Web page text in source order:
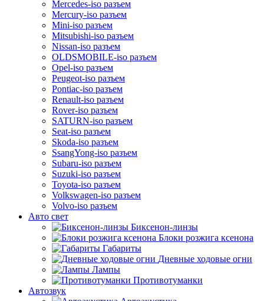
Mercedes-iso разъем
Mercury-iso разъем
Mini-iso разъем
Mitsubishi-iso разъем
Nissan-iso разъем
OLDSMOBILE-iso разъем
Opel-iso разъем
Peugeot-iso разъем
Pontiac-iso разъем
Renault-iso разъем
Rover-iso разъем
SATURN-iso разъем
Seat-iso разъем
Skoda-iso разъем
SsangYong-iso разъем
Subaru-iso разъем
Suzuki-iso разъем
Toyota-iso разъем
Volkswagen-iso разъем
Volvo-iso разъем
Авто свет
Биксенон-линзы
Блоки розжига ксенона
Габариты
Дневные ходовые огни
Лампы
Противотуманки
Автозвук